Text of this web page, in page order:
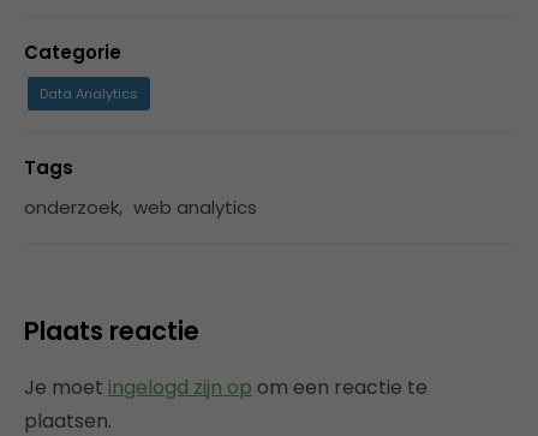
Categorie
Data Analytics
Tags
onderzoek, web analytics
Plaats reactie
Je moet ingelogd zijn op om een reactie te
plaatsen.